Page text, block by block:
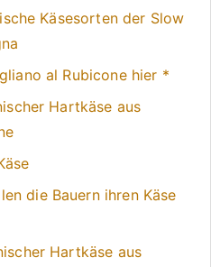
Käsesorten der Slow
al Rubicone hier *
Hartkäse aus
die Bauern ihren Käse
Hartkäse aus